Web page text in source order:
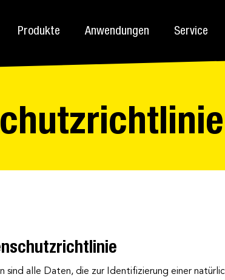
Produkte Anwendungen Service
sind alle Daten, die zur Identifizierung einer